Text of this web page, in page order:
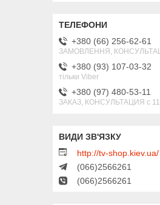
+380 (66) 256-62-61
ЗАМОВЛЕННЯ,
+380 (93) 107-03-32
тільки Viber
+380 (97) 480-53-11
ЗАКАЗ, КОНСУЛЬТАЦИЯ с
http://tv-shop.kiev.ua/
(066)2566261
(066)2566261